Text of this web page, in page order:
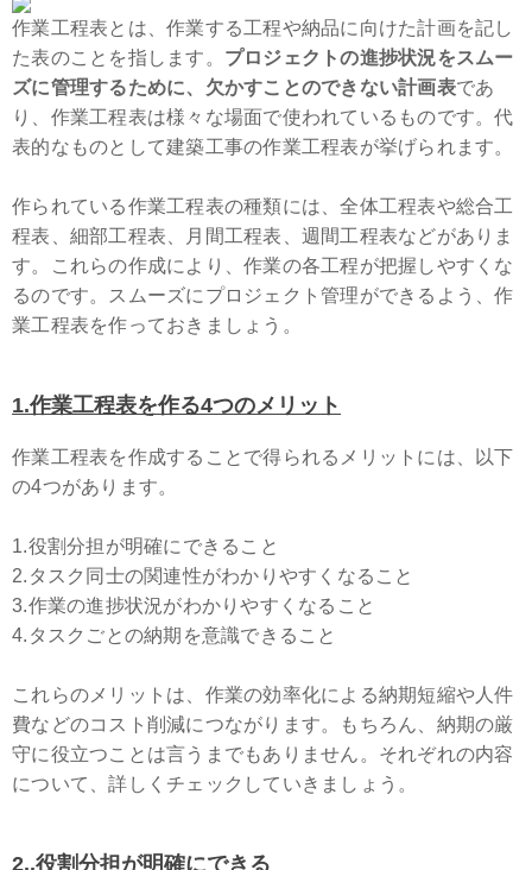
作業工程表とは、作業する工程や納品に向けた計画を記し
た表のことを指します。 プロジェクトの進捗状況をスムー
ズに管理するために、欠かすことのできない計画表であ
り、作業工程表は様々な場面で使われているものです。代
表的なものとして建築工事の作業工程表が挙げられます。
作られている作業工程表の種類には、全体工程表や総合工
程表、細部工程表、月間工程表、週間工程表などがありま
す。これらの作成により、作業の各工程が把握しやすくな
るのです。スムーズにプロジェクト管理ができるよう、作
業工程表を作っておきましょう。
1.作業工程表を作る4つのメリット
作業工程表を作成することで得られるメリットには、以下
の4つがあります。
1.役割分担が明確にできること
2.タスク同士の関連性がわかりやすくなること
3.作業の進捗状況がわかりやすくなること
4.タスクごとの納期を意識できること
これらのメリットは、作業の効率化による納期短縮や人件
費などのコスト削減につながります。もちろん、納期の厳
守に役立つことは言うまでもありません。それぞれの内容
について、詳しくチェックしていきましょう。
2..役割分担が明確にできる